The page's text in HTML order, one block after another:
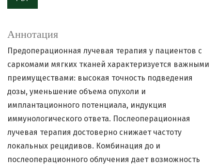
Аннотация
Предоперационная лучевая терапия у пациентов с
саркомами мягких тканей характеризуется важными
преимуществами: высокая точность подведения
дозы, уменьшение объема опухоли и
имплантационного потенциала, индукция
иммунологического ответа. Послеоперационная
лучевая терапия достоверно снижает частоту
локальных рецидивов. Комбинация до и
послеоперационного облучения дает возможность